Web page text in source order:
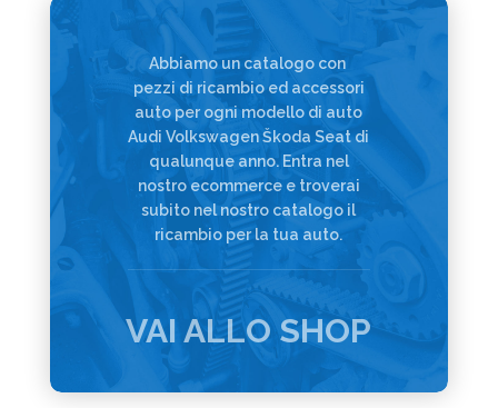
Abbiamo un catalogo con
pezzi di ricambio ed accessori
auto per ogni modello di auto
Audi Volkswagen Škoda Seat di
qualunque anno. Entra nel
nostro ecommerce e troverai
subito nel nostro catalogo il
ricambio per la tua auto.
VAI ALLO SHOP